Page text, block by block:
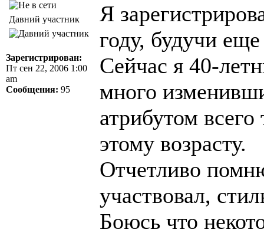
Давний участник
Зарегистрирован:
Пт сен 22, 2006 1:00
am
Сообщения: 95
Я
году, будучи
Сейчас я 40-
много
атрибутом
этому возрасту.
Отчетливо
участвовал,
Боюсь что